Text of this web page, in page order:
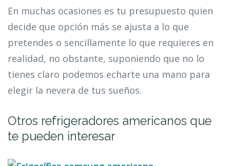
En muchas ocasiones es tu presupuesto quien
decide que opción más se ajusta a lo que
pretendes o sencillamente lo que requieres en
realidad, no obstante, suponiendo que no lo
tienes claro podemos echarte una mano para
elegir la nevera de tus sueños.
Otros refrigeradores americanos que
te pueden interesar